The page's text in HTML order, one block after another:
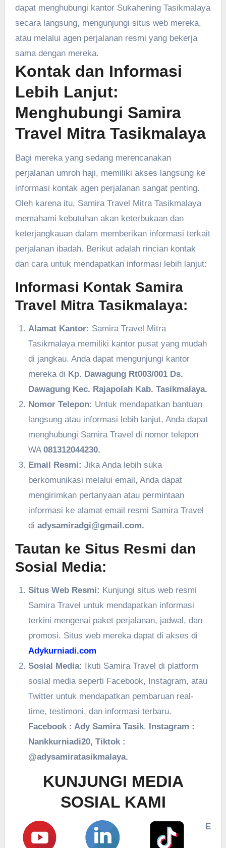
dapat menghubungi kantor Sukahening Tasikmalaya
secara langsung, mengunjungi situs web mereka,
atau melalui agen perjalanan resmi yang bekerja
sama dengan mereka.
Kontak dan Informasi
Lebih Lanjut:
Menghubungi Samira
Travel Mitra Tasikmalaya
Bagi mereka yang sedang merencanakan
perjalanan umroh haji, memiliki akses langsung ke
informasi kontak agen perjalanan sangat penting.
Oleh karena itu, Samira Travel Mitra Tasikmalaya
memahami kebutuhan akan keterbukaan dan
keterjangkauan dalam memberikan informasi terkait
perjalanan ibadah. Berikut adalah rincian kontak
dan cara untuk mendapatkan informasi lebih lanjut:
Informasi Kontak Samira
Travel Mitra Tasikmalaya:
Alamat Kantor: Samira Travel Mitra
Tasikmalaya memiliki kantor pusat yang mudah
di jangkau. Anda dapat mengunjungi kantor
mereka di Kp. Dawagung Rt003/001 Ds.
Dawagung Kec. Rajapolah Kab. Tasikmalaya.
Nomor Telepon: Untuk mendapatkan bantuan
langsung atau informasi lebih lanjut, Anda dapat
menghubungi Samira Travel di nomor telepon
WA 081312044230.
Email Resmi: Jika Anda lebih suka
berkomunikasi melalui email, Anda dapat
mengirimkan pertanyaan atau permintaan
informasi ke alamat email resmi Samira Travel
di adysamiradgi@gmail.com.
Tautan ke Situs Resmi dan
Sosial Media:
Situs Web Resmi: Kunjungi situs web resmi
Samira Travel untuk mendapatkan informasi
terkini mengenai paket perjalanan, jadwal, dan
promosi. Situs web mereka dapat di akses di
Adykurniadi.com
Sosial Media: Ikuti Samira Travel di platform
sosial media seperti Facebook, Instagram, atau
Twitter untuk mendapatkan pembaruan real-
time, testimoni, dan informasi terbaru.
Facebook : Ady Samira Tasik, Instagram :
Nankkurniadi20, Tiktok :
@adysamiratasikmalaya.
KUNJUNGI MEDIA
SOSIAL KAMI
E